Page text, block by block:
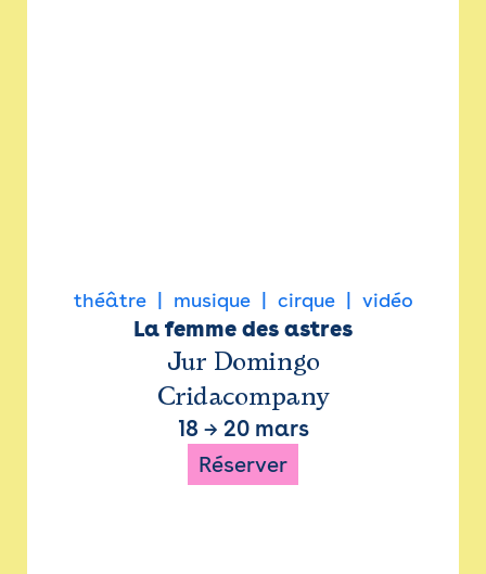
théâtre musique cirque vidéo
La femme des astres
Jur Domingo
Cridacompany
18 → 20 mars
Réserver